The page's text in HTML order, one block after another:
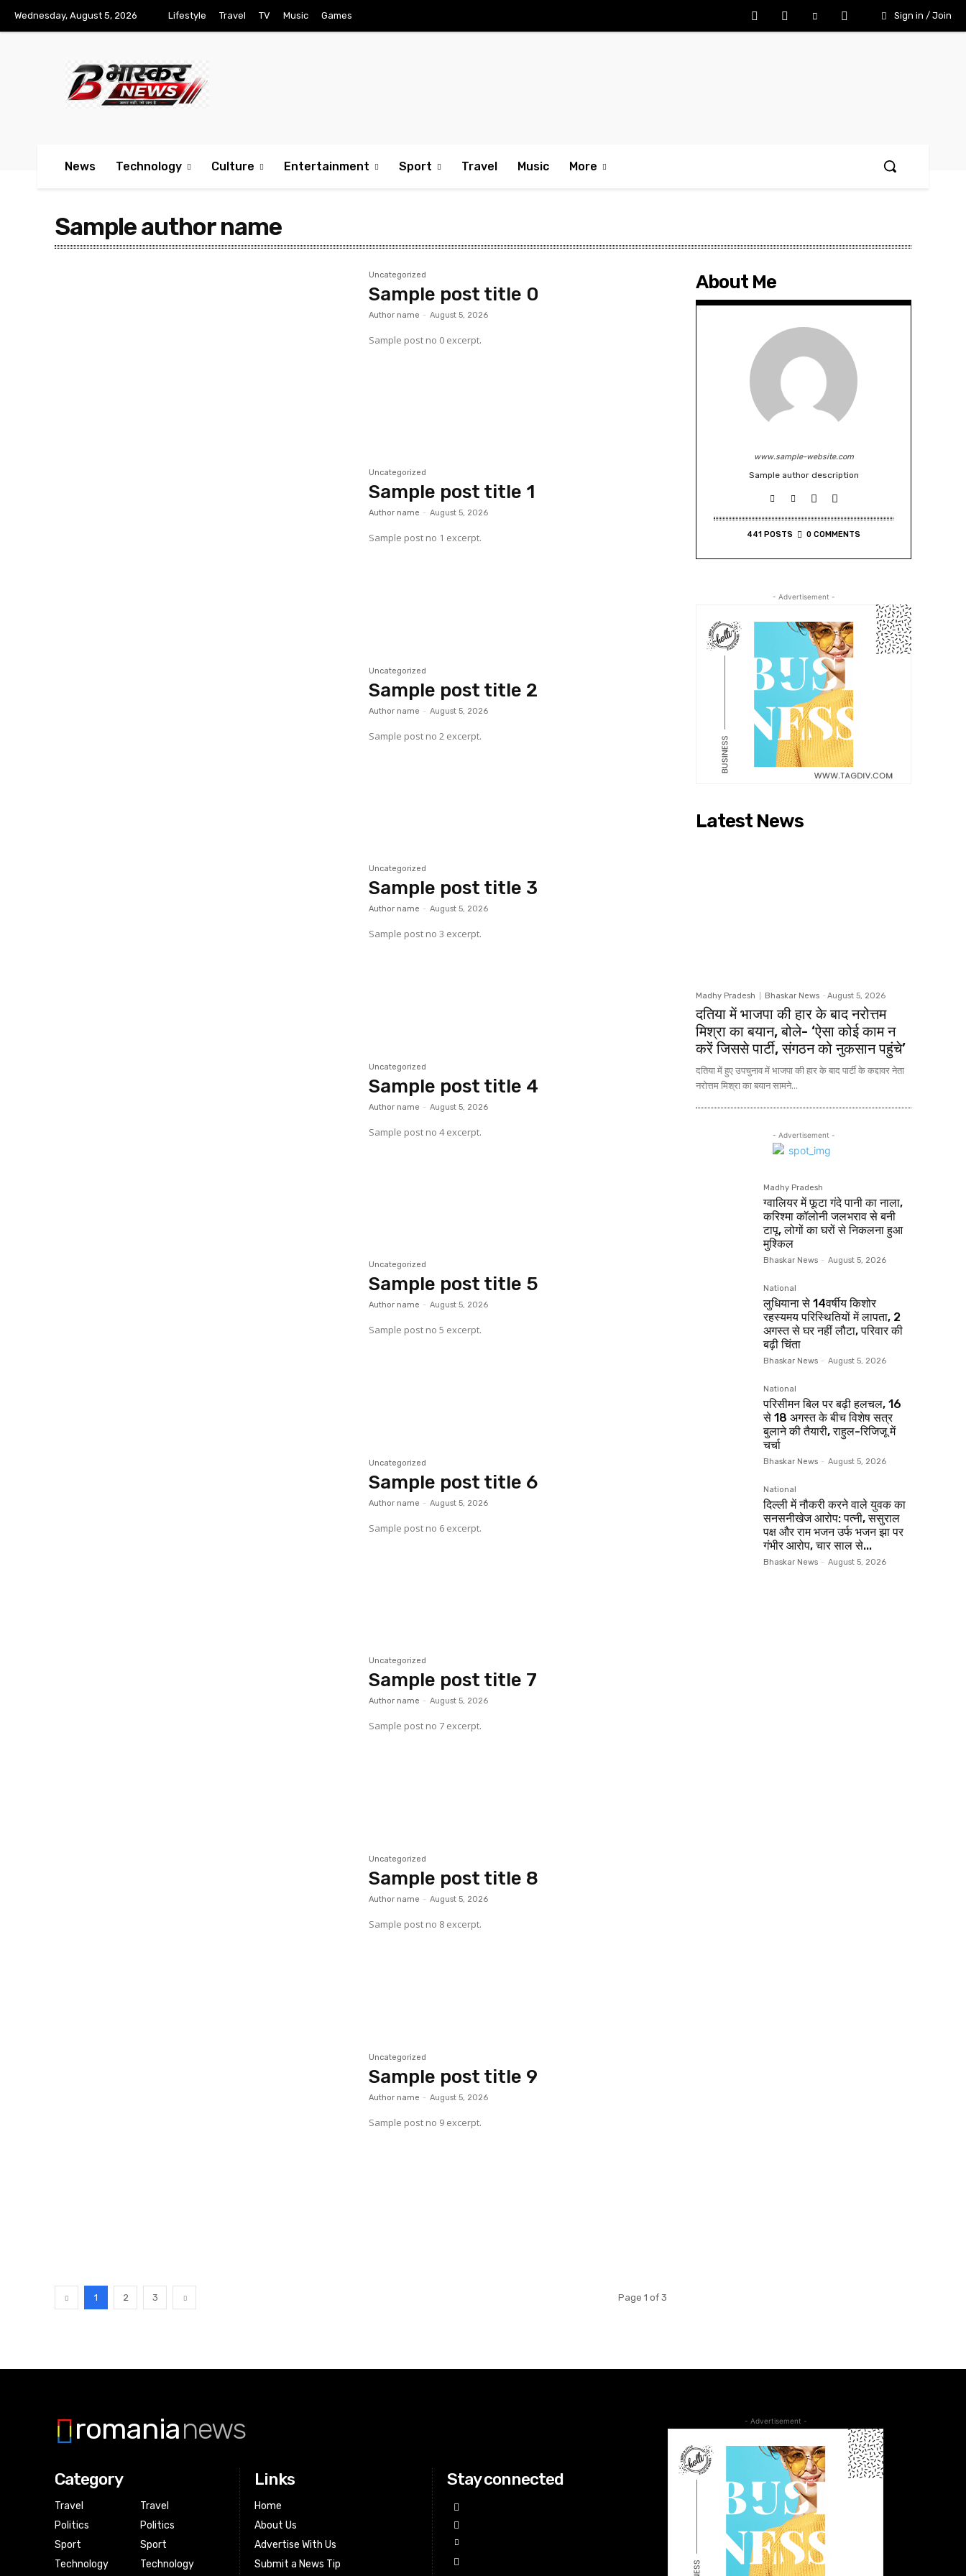
Wednesday, August 5, 2026 Lifestyle Travel TV Music Games Sign in / Join
News Technology Culture Entertainment Sport Travel Music More
Sample author name
Uncategorized
Sample post title 0
Author name - August 5, 2026
Sample post no 0 excerpt.
Uncategorized
Sample post title 1
Author name - August 5, 2026
Sample post no 1 excerpt.
Uncategorized
Sample post title 2
Author name - August 5, 2026
Sample post no 2 excerpt.
Uncategorized
Sample post title 3
Author name - August 5, 2026
Sample post no 3 excerpt.
Uncategorized
Sample post title 4
Author name - August 5, 2026
Sample post no 4 excerpt.
Uncategorized
Sample post title 5
Author name - August 5, 2026
Sample post no 5 excerpt.
Uncategorized
Sample post title 6
Author name - August 5, 2026
Sample post no 6 excerpt.
Uncategorized
Sample post title 7
Author name - August 5, 2026
Sample post no 7 excerpt.
Uncategorized
Sample post title 8
Author name - August 5, 2026
Sample post no 8 excerpt.
Uncategorized
Sample post title 9
Author name - August 5, 2026
Sample post no 9 excerpt.
1 2 3 Page 1 of 3
About Me
www.sample-website.com
Sample author description
441 POSTS 0 COMMENTS
- Advertisement -
Latest News
Madhy Pradesh Bhaskar News - August 5, 2026
दतिया में भाजपा की हार के बाद नरोत्तम
मिश्रा का बयान, बोले- ‘ऐसा कोई काम न
करें जिससे पार्टी, संगठन को नुकसान पहुंचे’
दतिया में हुए उपचुनाव में भाजपा की हार के बाद पार्टी के कद्दावर नेता
नरोत्तम मिश्रा का बयान सामने...
- Advertisement -
Madhy Pradesh
ग्वालियर में फूटा गंदे पानी का नाला,
करिश्मा कॉलोनी जलभराव से बनी
टापू, लोगों का घरों से निकलना हुआ
मुश्किल
Bhaskar News - August 5, 2026
National
लुधियाना से 14वर्षीय किशोर
रहस्यमय परिस्थितियों में लापता, 2
अगस्त से घर नहीं लौटा, परिवार की
बढ़ी चिंता
Bhaskar News - August 5, 2026
National
परिसीमन बिल पर बढ़ी हलचल, 16
से 18 अगस्त के बीच विशेष सत्र
बुलाने की तैयारी, राहुल-रिजिजू में
चर्चा
Bhaskar News - August 5, 2026
National
दिल्ली में नौकरी करने वाले युवक का
सनसनीखेज आरोप: पत्नी, ससुराल
पक्ष और राम भजन उर्फ भजन झा पर
गंभीर आरोप, चार साल से...
Bhaskar News - August 5, 2026
romanianews
Category
Travel
Politics
Sport
Technology
Travel
Politics
Sport
Technology
Links
Home
About Us
Advertise With Us
Submit a News Tip
Stay connected
- Advertisement -